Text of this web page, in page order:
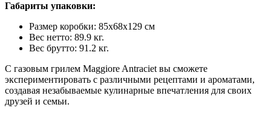
Габариты упаковки:
Размер коробки: 85х68х129 см
Вес нетто: 89.9 кг.
Вес брутто: 91.2 кг.
С газовым грилем Maggiore Antraciet вы сможете
экспериментировать с различными рецептами и ароматами,
создавая незабываемые кулинарные впечатления для своих
друзей и семьи.